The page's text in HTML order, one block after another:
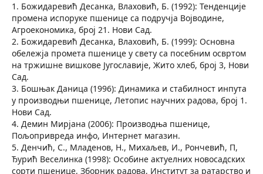
1. Божидаревић Десанка, Влаховић, Б. (1992): Тенденције
промена испоруке пшенице са подручја Војводине,
Агроекономика, број 21. Нови Сад.
2. Божидаревић Десанка, Влаховић, Б. (1999): Основна
обележја промета пшенице у свету са посебним освртом
на тржишне вишкове Југославије, Жито хлеб, број 3, Нови
Сад.
3. Бошњак Даница (1996): Динамика и стабилност инпута
у производњи пшенице, Летопис научних радова, број 1.
Нови Сад.
4. Демин Мирјана (2006): Производња пшенице,
Пољопривреда инфо, Интернет магазин.
5. Денчић, С., Младенов, Н., Михаљев, И., Рончевић, П,
Ђурић Веселинка (1998): Особине актуелних новосадских
сорти пшенице, Зборник радова, Институт за ратарство и